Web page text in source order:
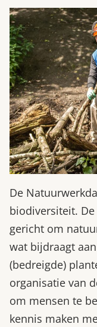
De
biodiversiteit.
gericht om
wat bijdraagt
(bedreigde)
organisatie van
om mensen te
kennis maken